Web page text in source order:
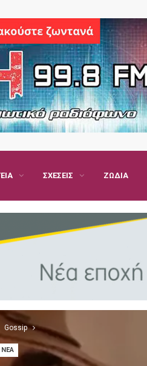
ΣΧΈΣΕΙΣ ΖΏΔΙΑ
Gossip
ΝΈΑ